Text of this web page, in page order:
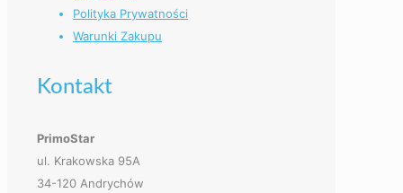
Polityka Prywatności
Warunki Zakupu
Kontakt
PrimoStar
ul. Krakowska 95A
34-120 Andrychów